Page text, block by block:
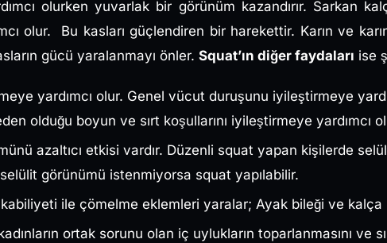
olurken yuvarlak bir görünüm kazandırır. Sarkan
olur. Bu kasları güçlendiren bir harekettir. Karın ve
gücü yaralanmayı önler. Squat’ın diğer faydaları ise
yardımcı olur. Genel vücut duruşunu iyileştirmeye
olduğu boyun ve sırt koşullarını iyileştirmeye yardımcı
azaltıcı etkisi vardır. Düzenli squat yapan kişilerde
görünümü istenmiyorsa squat yapılabilir.
ile çömelme eklemleri yaralar; Ayak bileği ve kalça
ortak sorunu olan iç uylukların toparlanmasını ve